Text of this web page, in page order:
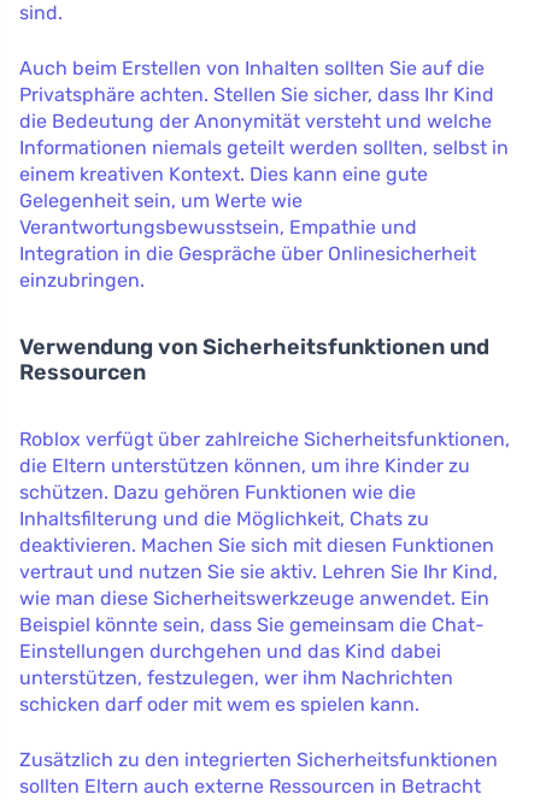
sind.
Auch beim Erstellen von Inhalten sollten Sie auf die
Privatsphäre achten. Stellen Sie sicher, dass Ihr Kind
die Bedeutung der Anonymität versteht und welche
Informationen niemals geteilt werden sollten, selbst in
einem kreativen Kontext. Dies kann eine gute
Gelegenheit sein, um Werte wie
Verantwortungsbewusstsein, Empathie und
Integration in die Gespräche über Onlinesicherheit
einzubringen.
Verwendung von Sicherheitsfunktionen und
Ressourcen
Roblox verfügt über zahlreiche Sicherheitsfunktionen,
die Eltern unterstützen können, um ihre Kinder zu
schützen. Dazu gehören Funktionen wie die
Inhaltsfilterung und die Möglichkeit, Chats zu
deaktivieren. Machen Sie sich mit diesen Funktionen
vertraut und nutzen Sie sie aktiv. Lehren Sie Ihr Kind,
wie man diese Sicherheitswerkzeuge anwendet. Ein
Beispiel könnte sein, dass Sie gemeinsam die Chat-
Einstellungen durchgehen und das Kind dabei
unterstützen, festzulegen, wer ihm Nachrichten
schicken darf oder mit wem es spielen kann.
Zusätzlich zu den integrierten Sicherheitsfunktionen
sollten Eltern auch externe Ressourcen in Betracht